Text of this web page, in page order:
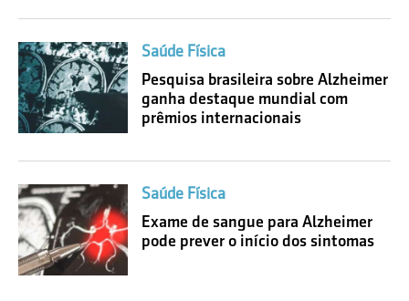
Saúde Física
Pesquisa brasileira sobre Alzheimer
ganha destaque mundial com
prêmios internacionais
Saúde Física
Exame de sangue para Alzheimer
pode prever o início dos sintomas